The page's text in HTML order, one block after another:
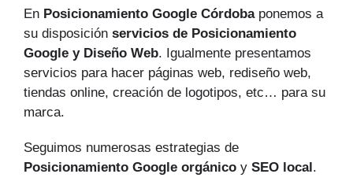
En Posicionamiento Google Córdobaponemos a
su disposición servicios de Posicionamiento
Google y Diseño Web. Igualmente presentamos
servicios para hacer páginas web, rediseño web,
tiendas online, creación de logotipos, etc… para su
marca.
Seguimos numerosas estrategias de
Posicionamiento Google orgánico y SEO local .